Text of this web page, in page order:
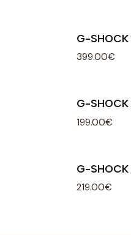
G-SHOCK
399.00€
G-SHOCK
199.00€
G-SHOCK
219.00€